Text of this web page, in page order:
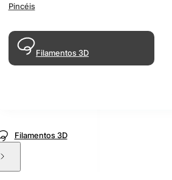
Pincéis
Filamentos 3D
Filamentos 3D